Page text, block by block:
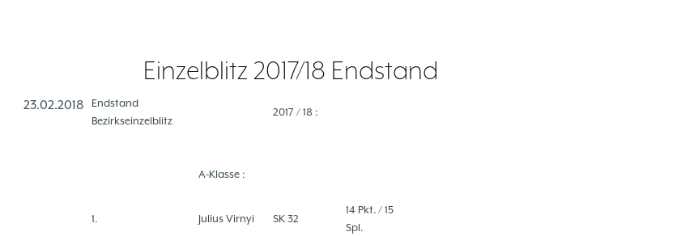
Einzelblitz 2017/18 Endstand
23.02.2018
Endstand
Bezirkseinzelblitz
2017 / 18 :
A-Klasse :
1. Julius Virnyi SK 32
14 Pkt. / 15
Spl.